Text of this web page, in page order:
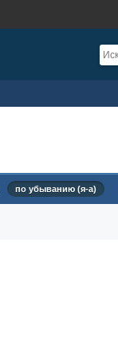
по убыванию (я-а)